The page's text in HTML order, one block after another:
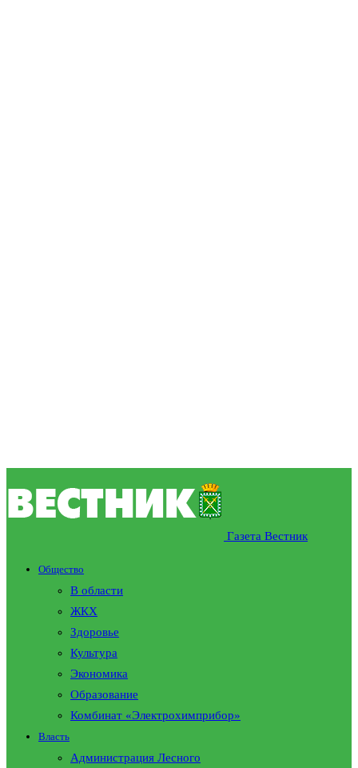
Газета Вестник
Общество
В области
ЖКХ
Здоровье
Культура
Экономика
Образование
Комбинат «Электрохимприбор»
Власть
Администрация Лесного